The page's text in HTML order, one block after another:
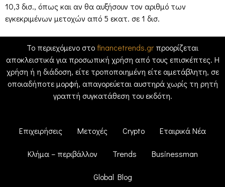
10,3 δισ., όπως και αν θα αυξήσουν τον αριθμό των
εγκεκριμένων μετοχών από 5 εκατ. σε 1 δισ.
Το περιεχόμενο στο financetrends.grπροορίζεται
αποκλειστικά για προσωπική χρήση από τους επισκέπτες. Η
χρήση ή η διάδοση, είτε τροποποιημένη είτε αμετάβλητη, σε
οποιαδήποτε μορφή, απαγορεύεται αυστηρά χωρίς τη ρητή
γραπτή συγκατάθεση του εκδότη.
Επιχειρήσεις Μετοχές Crypto Εταιρικά Νέα
Κλήμα – περιβάλλον Trends Businessman
Global Blog